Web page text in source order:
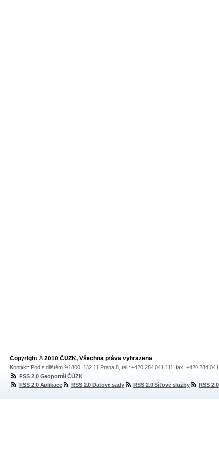
Copyright © 2010 ČÚZK, Všechna práva vyhrazena
Kontakt: Pod sídlištěm 9/1800, 182 11 Praha 8, tel.: +420 284 041 111, fax: +420 284
RSS 2.0 Geoportál ČÚZK
RSS 2.0 Aplikace
RSS 2.0 Datové sady RSS 2.0 Síťové služby RSS